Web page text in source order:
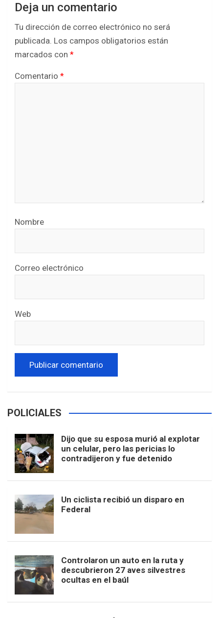
Deja un comentario
Tu dirección de correo electrónico no será
publicada. Los campos obligatorios están
marcados con *
Comentario *
Nombre
Correo electrónico
Web
POLICIALES
Dijo que su esposa murió al explotar
un celular, pero las pericias lo
contradijeron y fue detenido
Un ciclista recibió un disparo en
Federal
Controlaron un auto en la ruta y
descubrieron 27 aves silvestres
ocultas en el baúl